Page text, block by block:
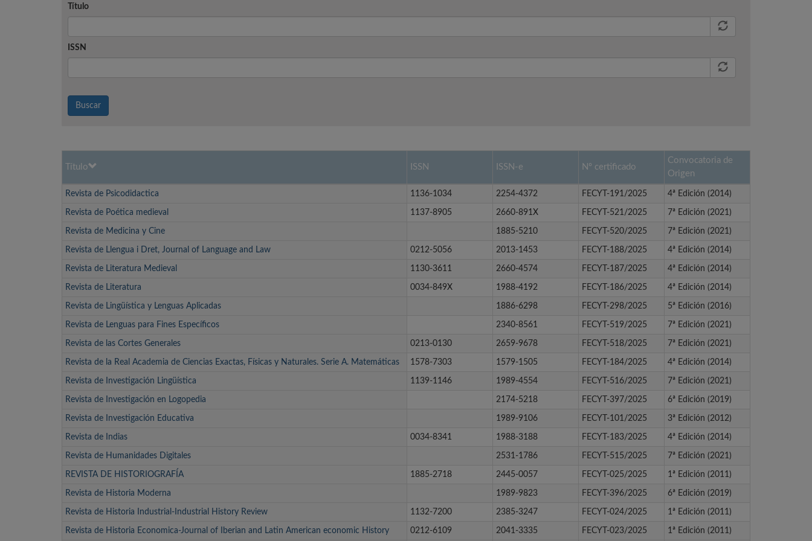
Título
ISSN
Buscar
Título ISSN ISSN-e Nº certificado
Convocatoria de
Origen
Revista de Psicodidactica 1136-1034 2254-4372 FECYT-191/2025 4ª Edición (2014)
Revista de Poética medieval 1137-8905 2660-891X FECYT-521/2025 7ª Edición (2021)
Revista de Medicina y Cine 1885-5210 FECYT-520/2025 7ª Edición (2021)
Revista de Llengua i Dret, Journal of Language and Law 0212-5056 2013-1453 FECYT-188/2025 4ª Edición (2014)
Revista de Literatura Medieval 1130-3611 2660-4574 FECYT-187/2025 4ª Edición (2014)
Revista de Literatura 0034-849X 1988-4192 FECYT-186/2025 4ª Edición (2014)
Revista de Lingüística y Lenguas Aplicadas 1886-6298 FECYT-298/2025 5ª Edición (2016)
Revista de Lenguas para Fines Específicos 2340-8561 FECYT-519/2025 7ª Edición (2021)
Revista de las Cortes Generales 0213-0130 2659-9678 FECYT-518/2025 7ª Edición (2021)
Revista de la Real Academia de Ciencias Exactas, Físicas y Naturales. Serie A. Matemáticas 1578-7303 1579-1505 FECYT-184/2025 4ª Edición (2014)
Revista de Investigación Lingüística 1139-1146 1989-4554 FECYT-516/2025 7ª Edición (2021)
Revista de Investigación en Logopedia 2174-5218 FECYT-397/2025 6ª Edición (2019)
Revista de Investigación Educativa 1989-9106 FECYT-101/2025 3ª Edición (2012)
Revista de Indias 0034-8341 1988-3188 FECYT-183/2025 4ª Edición (2014)
Revista de Humanidades Digitales 2531-1786 FECYT-515/2025 7ª Edición (2021)
REVISTA DE HISTORIOGRAFÍA 1885-2718 2445-0057 FECYT-025/2025 1ª Edición (2011)
Revista de Historia Moderna 1989-9823 FECYT-396/2025 6ª Edición (2019)
Revista de Historia Industrial-Industrial History Review 1132-7200 2385-3247 FECYT-024/2025 1ª Edición (2011)
Revista de Historia Economica-Journal of Iberian and Latin American economic History 0212-6109 2041-3335 FECYT-023/2025 1ª Edición (2011)